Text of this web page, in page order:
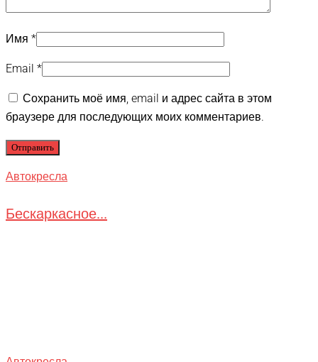
Имя *
Email *
Сохранить моё имя, email и адрес сайта в этом
браузере для последующих моих комментариев.
Автокресла
Бескаркасное...